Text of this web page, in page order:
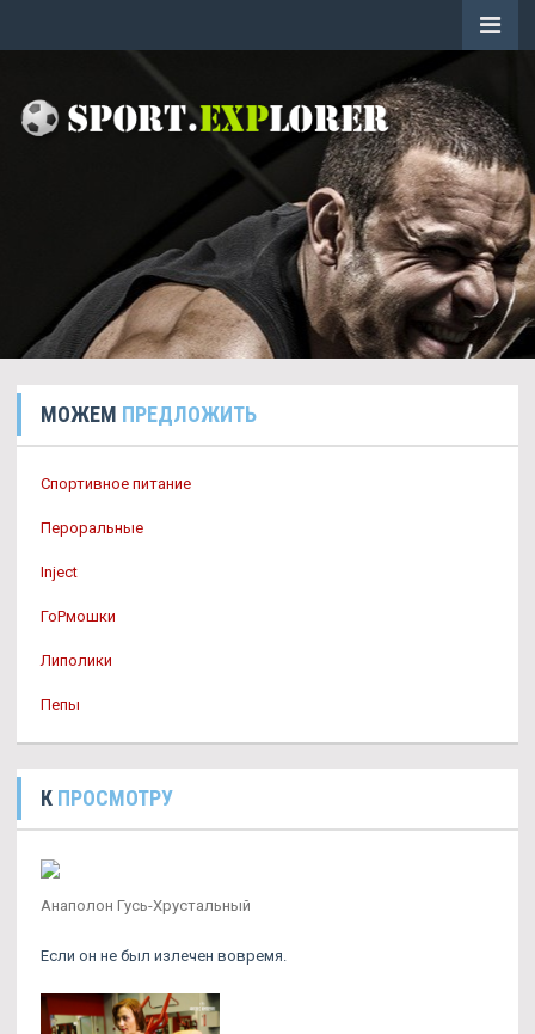
МОЖЕМ ПРЕДЛОЖИТЬ
Спортивное питание
Пероральные
Inject
ГоРмошки
Липолики
Пепы
К ПРОСМОТРУ
Анаполон Гусь-Хрустальный
Если он не был излечен вовремя.